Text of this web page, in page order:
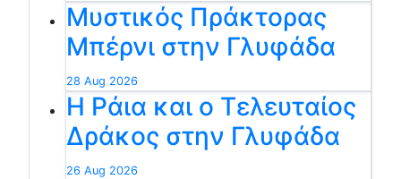
Μυστικός Πράκτορας
Μπέρνι στην Γλυφάδα
28 Aug 2026
Η Ράια και ο Τελευταίος
Δράκος στην Γλυφάδα
26 Aug 2026